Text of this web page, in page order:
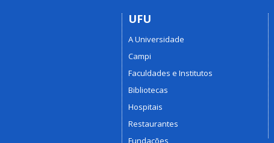
UFU
A Universidade
Campi
Faculdades e Institutos
Bibliotecas
Hospitais
Restaurantes
Fundações